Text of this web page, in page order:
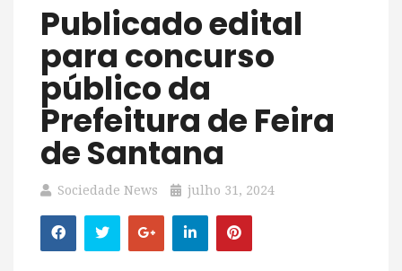
Publicado edital
para concurso
público da
Prefeitura de Feira
de Santana
Sociedade News julho 31, 2024